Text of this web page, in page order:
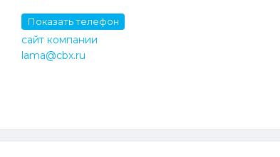
Показать телефон
сайт компании
lama@cbx.ru